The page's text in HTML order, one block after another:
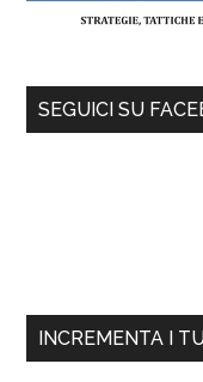
SEGUICI SU
INCREMENTA I